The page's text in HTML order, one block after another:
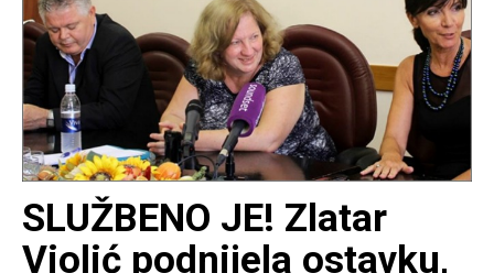
SLUŽBENO JE! Zlatar
Violić podnijela ostavku,